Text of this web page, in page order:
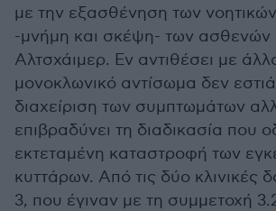
με την εξασθένηση των νοητικών
-μνήμη και σκέψη- των ασθενών
Αλτσχάιμερ. Εν αντιθέσει με
μονοκλωνικό αντίσωμα δεν
διαχείριση των συμπτωμάτων
επιβραδύνει τη διαδικασία που
εκτεταμένη καταστροφή των
κυττάρων. Από τις δύο κλινικές
3, που έγιναν με τη συμμετοχή